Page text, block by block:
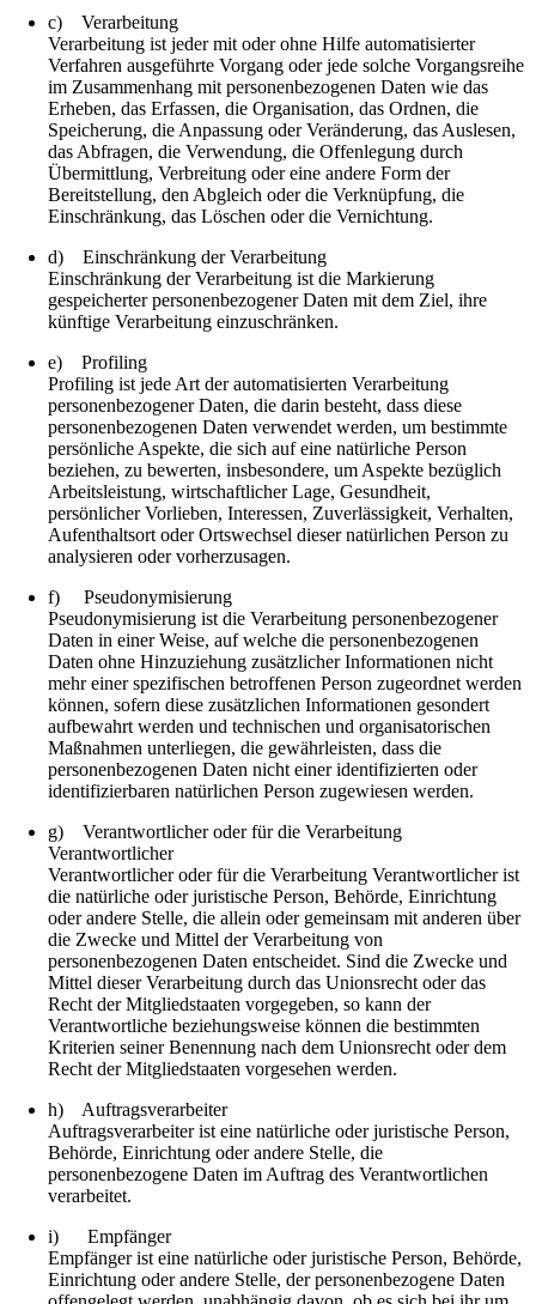
c) Verarbeitung
Verarbeitung ist jeder mit oder ohne Hilfe automatisierter
Verfahren ausgeführte Vorgang oder jede solche Vorgangsreihe
im Zusammenhang mit personenbezogenen Daten wie das
Erheben, das Erfassen, die Organisation, das Ordnen, die
Speicherung, die Anpassung oder Veränderung, das Auslesen,
das Abfragen, die Verwendung, die Offenlegung durch
Übermittlung, Verbreitung oder eine andere Form der
Bereitstellung, den Abgleich oder die Verknüpfung, die
Einschränkung, das Löschen oder die Vernichtung.
d) Einschränkung der Verarbeitung
Einschränkung der Verarbeitung ist die Markierung
gespeicherter personenbezogener Daten mit dem Ziel, ihre
künftige Verarbeitung einzuschränken.
e) Profiling
Profiling ist jede Art der automatisierten Verarbeitung
personenbezogener Daten, die darin besteht, dass diese
personenbezogenen Daten verwendet werden, um bestimmte
persönliche Aspekte, die sich auf eine natürliche Person
beziehen, zu bewerten, insbesondere, um Aspekte bezüglich
Arbeitsleistung, wirtschaftlicher Lage, Gesundheit,
persönlicher Vorlieben, Interessen, Zuverlässigkeit, Verhalten,
Aufenthaltsort oder Ortswechsel dieser natürlichen Person zu
analysieren oder vorherzusagen.
f) Pseudonymisierung
Pseudonymisierung ist die Verarbeitung personenbezogener
Daten in einer Weise, auf welche die personenbezogenen
Daten ohne Hinzuziehung zusätzlicher Informationen nicht
mehr einer spezifischen betroffenen Person zugeordnet werden
können, sofern diese zusätzlichen Informationen gesondert
aufbewahrt werden und technischen und organisatorischen
Maßnahmen unterliegen, die gewährleisten, dass die
personenbezogenen Daten nicht einer identifizierten oder
identifizierbaren natürlichen Person zugewiesen werden.
g) Verantwortlicher oder für die Verarbeitung
Verantwortlicher
Verantwortlicher oder für die Verarbeitung Verantwortlicher ist
die natürliche oder juristische Person, Behörde, Einrichtung
oder andere Stelle, die allein oder gemeinsam mit anderen über
die Zwecke und Mittel der Verarbeitung von
personenbezogenen Daten entscheidet. Sind die Zwecke und
Mittel dieser Verarbeitung durch das Unionsrecht oder das
Recht der Mitgliedstaaten vorgegeben, so kann der
Verantwortliche beziehungsweise können die bestimmten
Kriterien seiner Benennung nach dem Unionsrecht oder dem
Recht der Mitgliedstaaten vorgesehen werden.
h) Auftragsverarbeiter
Auftragsverarbeiter ist eine natürliche oder juristische Person,
Behörde, Einrichtung oder andere Stelle, die
personenbezogene Daten im Auftrag des Verantwortlichen
verarbeitet.
i) Empfänger
Empfänger ist eine natürliche oder juristische Person, Behörde,
Einrichtung oder andere Stelle, der personenbezogene Daten